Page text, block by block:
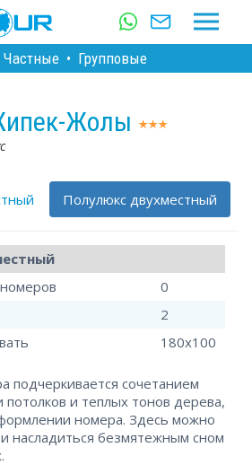
Частные • Групповые
Жолы
Полулюкс двухместный
0
2
180x100
подчеркивается сочетанием
потолков и теплых тонов дерева,
номера. Здесь можно
насладиться безмятежным сном